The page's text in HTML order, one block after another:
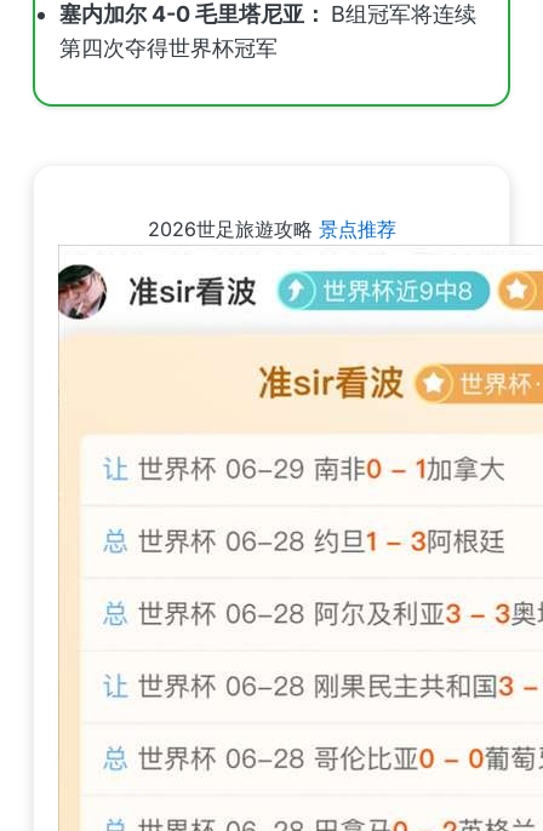
塞内加尔 4-0 毛里塔尼亚： B组冠军将连续
第四次夺得世界杯冠军
2026世足旅遊攻略 景点推荐